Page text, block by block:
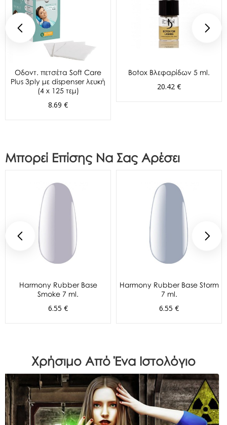
Oδοντ. πετσέτα Soft Care
Plus 3ply με dispenser λευκή
(4 x 125 τεμ)
8.69 €
Botox Βλεφαρίδων 5 ml.
20.42 €
Μπορεί Επίσης Να Σας Αρέσει
Harmony Rubber Base
Smoke 7 ml.
6.55 €
Harmony Rubber Base Storm
7 ml.
6.55 €
Χρήσιμο Από Ένα Ιστολόγιο